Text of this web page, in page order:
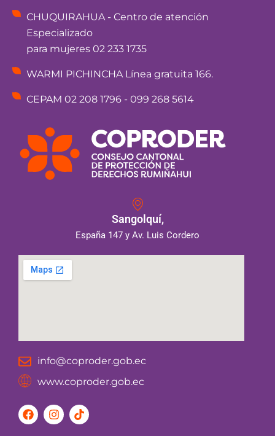
CHUQUIRAHUA - Centro de atención
Especializado
para mujeres 02 233 1735
WARMI PICHINCHA Línea gratuita 166.
CEPAM 02 208 1796 - 099 268 5614
Sangolquí,
España 147 y Av. Luis Cordero
info@coproder.gob.ec
www.coproder.gob.ec
F
a
I
n
T
i